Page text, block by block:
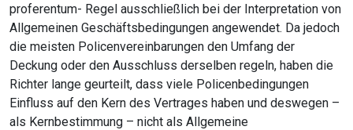
proferentum- Regel ausschließlich bei der Interpretation von
Allgemeinen Geschäftsbedingungen angewendet. Da jedoch
die meisten Policenvereinbarungen den Umfang der
Deckung oder den Ausschluss derselben regeln, haben die
Richter lange geurteilt, dass viele Policenbedingungen
Einfluss auf den Kern des Vertrages haben und deswegen –
als Kernbestimmung – nicht als Allgemeine